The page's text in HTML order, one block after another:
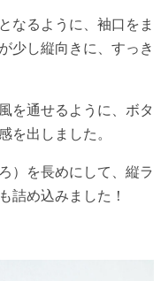
なるように、袖口をま
少し縦向きに、すっき
を通せるように、ボタ
を出しました。
）を長めにして、縦ラ
詰め込みました！